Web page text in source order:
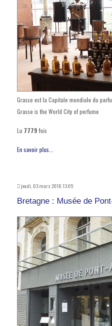
Grasse est la Capitale mondiale du
Grasse is the World City of perfume
Lu 7779 fois
En savoir plus...
jeudi, 03 mars 2016 13:05
Bretagne : Musée de